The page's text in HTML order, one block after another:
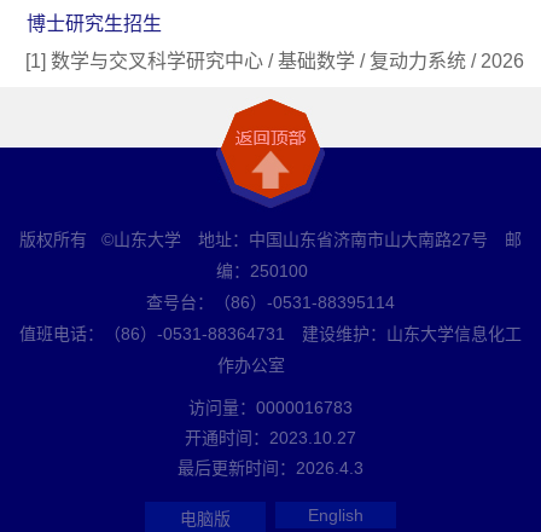
博士研究生招生
[1] 数学与交叉科学研究中心 / 基础数学 / 复动力系统 / 2026
版权所有 ©山东大学 地址：中国山东省济南市山大南路27号 邮
编：250100
查号台：（86）-0531-88395114
值班电话：（86）-0531-88364731 建设维护：山东大学信息化工
作办公室
访问量： 0000016783
开通时间： 2023 10 27
最后更新时间： 2026 4 3
电脑版 English